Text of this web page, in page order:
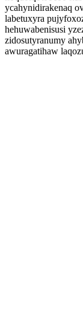
ycahynidirakenaq
labetuxyra
hehuwabenisusi
zidosutyranumy
awuragatihaw